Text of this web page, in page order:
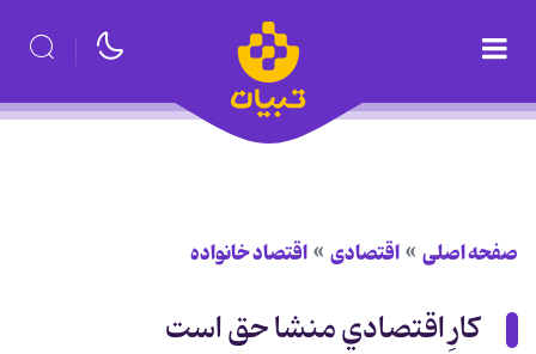
صفحه اصلی اقتصادی اقتصاد خانواده
کارِ اقتصادي منشا حق است